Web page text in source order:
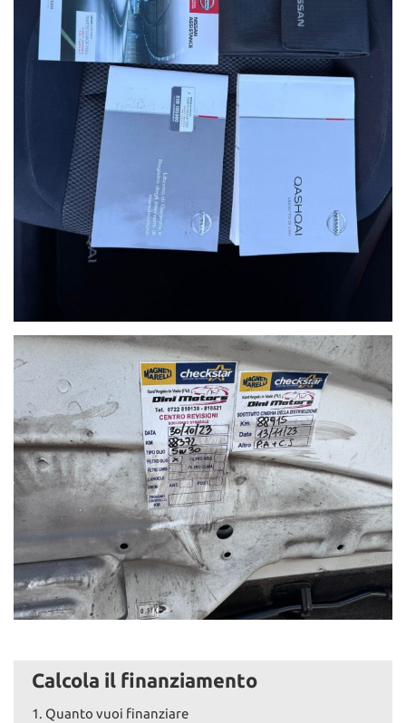
Calcola il finanziamento
1. Quanto vuoi finanziare